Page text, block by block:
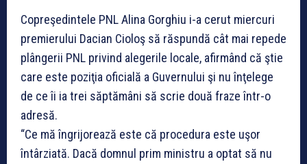
Copreşedintele PNL Alina Gorghiu i-a cerut miercuri
premierului Dacian Cioloş să răspundă cât mai repede
plângerii PNL privind alegerile locale, afirmând că ştie
care este poziţia oficială a Guvernului şi nu înţelege
de ce îi ia trei săptămâni să scrie două fraze într-o
adresă.
“Ce mă îngrijorează este că procedura este uşor
întârziată. Dacă domnul prim ministru a optat să nu